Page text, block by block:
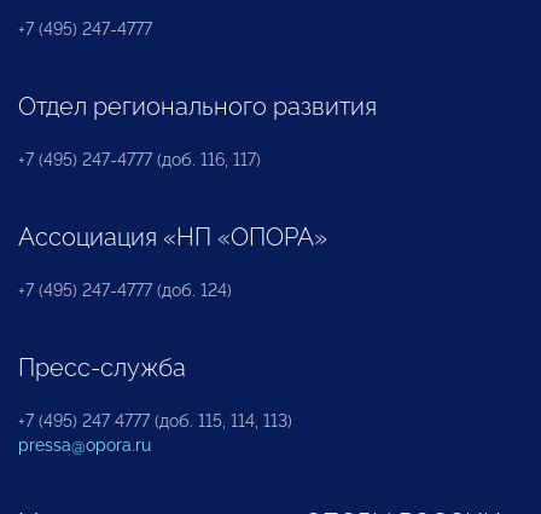
+7 (495) 247-4777
Отдел регионального развития
+7 (495) 247-4777 (доб. 116, 117)
Ассоциация «НП «ОПОРА»
+7 (495) 247-4777 (доб. 124)
Пресс-служба
+7 (495) 247 4777 (доб. 115, 114, 113)
pressa@opora.ru